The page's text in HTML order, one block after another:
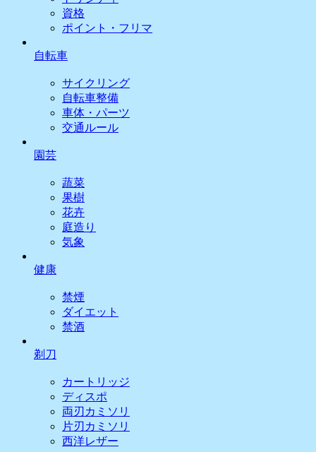
資格
ポイント・フリマ
自転車
サイクリング
自転車整備
車体・パーツ
交通ルール
園芸
蔬菜
果樹
花卉
庭造り
気象
健康
禁煙
ダイエット
禁酒
剃刀
カートリッジ
ディスポ
両刃カミソリ
片刃カミソリ
西洋レザー